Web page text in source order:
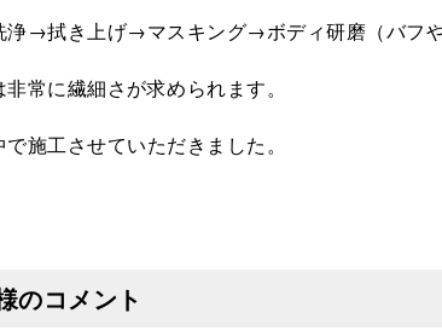
→拭き上げ→マスキング→ボディ研磨（バフ
常に繊細さが求められます。
施工させていただきました。
のコメント